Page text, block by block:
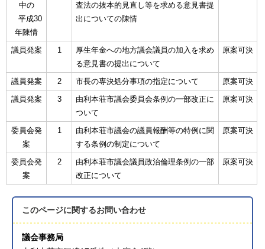
中の
平成30
年陳情
査法の抜本的見直し等を求める意見書提
出についての陳情
議員発案 1
厚生年金への地方議会議員の加入を求め
る意見書の提出について
原案可決
議員発案 2 市長の専決処分事項の指定について
原案可決
議員発案
3
由利本荘市議会委員会条例の一部改正に
ついて
原案可決
委員会発
案
1
由利本荘市議会の議員報酬等の特例に関
する条例の制定について
原案可決
委員会発
案
2
由利本荘市議会議員政治倫理条例の一部
改正について
原案可決
このページに関するお問い合わせ
議会事務局